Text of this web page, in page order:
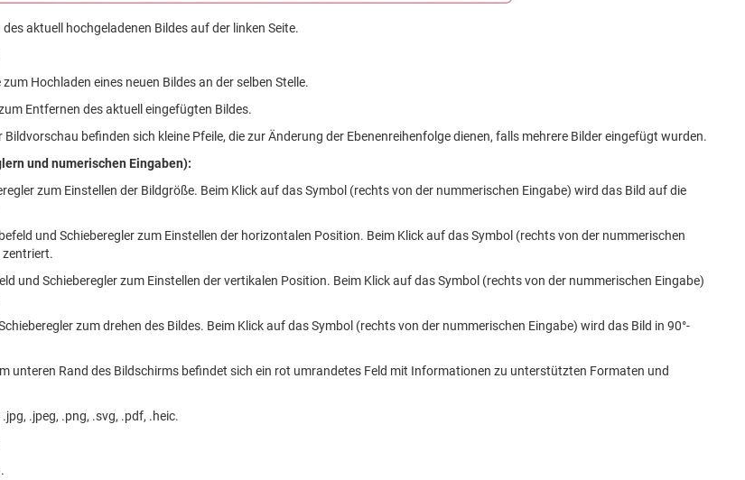
des aktuell hochgeladenen Bildes auf der linken Seite.
zum Hochladen eines neuen Bildes an der selben Stelle.
Entfernen des aktuell eingefügten Bildes.
Bildvorschau befinden sich kleine Pfeile, die zur Änderung der Ebenenreihenfolge dienen, falls mehrere Bilder eingefügt wurden.
und numerischen Eingaben):
zum Einstellen der Bildgröße. Beim Klick auf das Symbol (rechts von der nummerischen Eingabe) wird das Bild auf die
und Schieberegler zum Einstellen der horizontalen Position. Beim Klick auf das Symbol (rechts von der nummerischen
zentriert.
und Schieberegler zum Einstellen der vertikalen Position. Beim Klick auf das Symbol (rechts von der nummerischen Eingabe)
zum drehen des Bildes. Beim Klick auf das Symbol (rechts von der nummerischen Eingabe) wird das Bild in 90°-
unteren Rand des Bildschirms befindet sich ein rot umrandetes Feld mit Informationen zu unterstützten Formaten und
.jpg, .jpeg, .png, .svg, .pdf, .heic.